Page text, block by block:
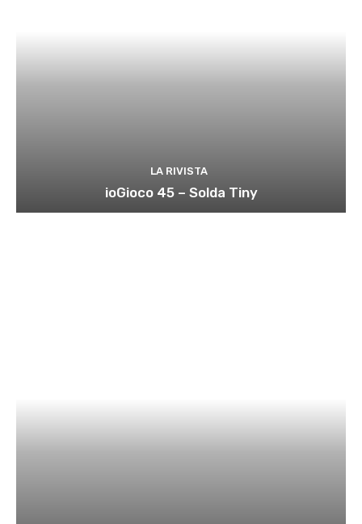
LA RIVISTA
ioGioco 45 – Solda Tiny